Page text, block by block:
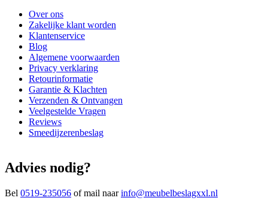
Over ons
Zakelijke klant worden
Klantenservice
Blog
Algemene voorwaarden
Privacy verklaring
Retourinformatie
Garantie & Klachten
Verzenden & Ontvangen
Veelgestelde Vragen
Reviews
Smeedijzerenbeslag
Advies nodig?
Bel 0519-235056 of mail naarinfo@meubelbeslagxxl.nl